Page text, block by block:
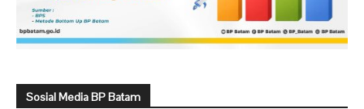
Sosial Media BP Batam